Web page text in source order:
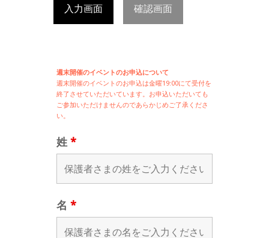
入力画面 確認画面
週末開催のイベントのお申込について
週末開催のイベントのお申込は金曜19:00にて受付を
終了させていただいています。お申込いただいても
ご参加いただけませんのであらかじめご了承くださ
い。
姓 *
名 *